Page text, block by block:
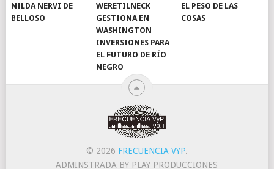
NILDA NERVI DE
BELLOSO
WERETILNECK
GESTIONA EN
WASHINGTON
INVERSIONES PARA
EL FUTURO DE RÍO
NEGRO
EL PESO DE LAS
COSAS
© 2026 FRECUENCIA VYP.
ADMINSTRADA BY PLAY PRODUCCIONES